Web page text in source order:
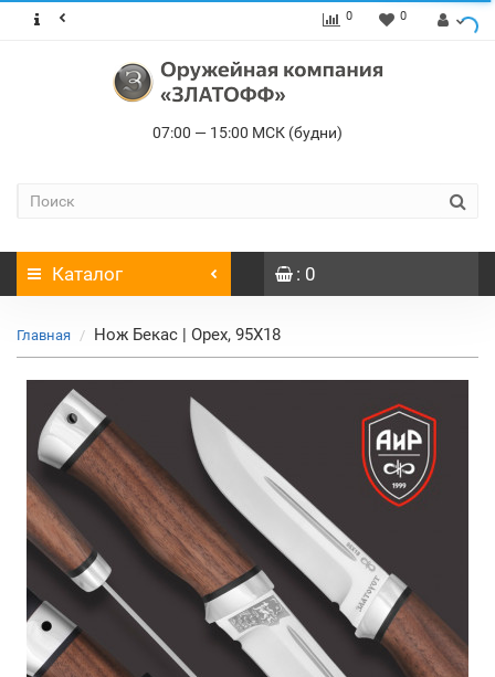
0 0
07:00 — 15:00 МСК (будни)
Каталог : 0
Главная Нож Бекас | Орех, 95Х18